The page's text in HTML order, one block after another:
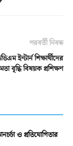
পরবর্তী নিবন্ধ
ইন্টার্ন শিক্ষার্থীদের
বৃদ্ধি বিষয়ক প্রশিক্ষণ
ও প্রতিযোগিতার